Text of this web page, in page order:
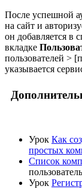
После успешной
на сайт и
он добавляется в
вкладке
пользователей >
указывается
Урок Как
простых
Список
Урок